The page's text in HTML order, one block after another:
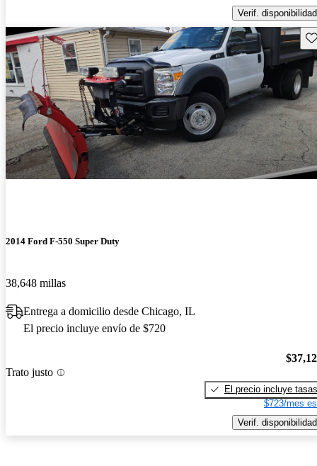
Verif. disponibilidad
2014 Ford F-550 Super Duty
38,648 millas
Entrega a domicilio desde Chicago, IL
El precio incluye envío de $720
Trato justo
El precio incluye tasas
$723/mes
Verif. disponibilidad